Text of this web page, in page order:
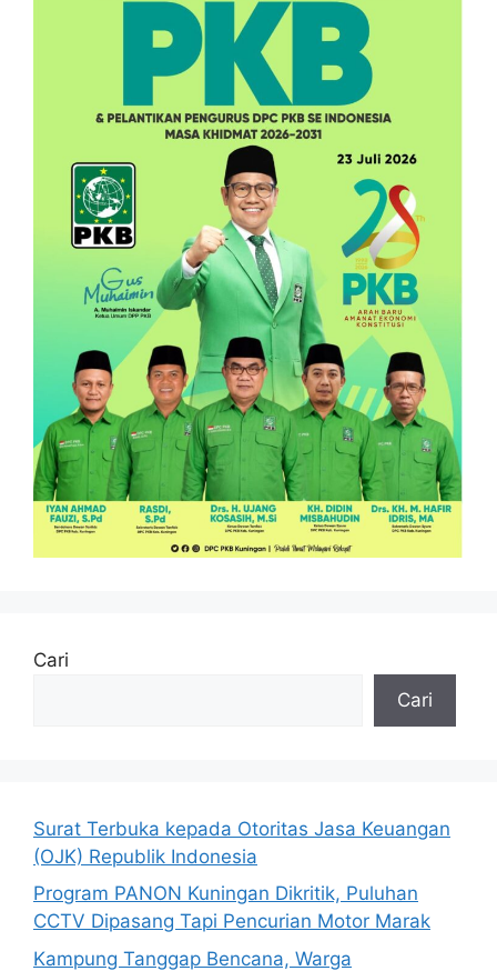
Cari
Cari
Surat Terbuka kepada Otoritas Jasa Keuangan
(OJK) Republik Indonesia
Program PANON Kuningan Dikritik, Puluhan
CCTV Dipasang Tapi Pencurian Motor Marak
Kampung Tanggap Bencana, Warga